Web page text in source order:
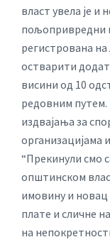
власт увела је и
пољопривредни
регистрована
остварити
висини од 10
редовним путем.
издвајања за
организацијама
“Прекинули смо
општинском
имовину и
плате и сличне
на